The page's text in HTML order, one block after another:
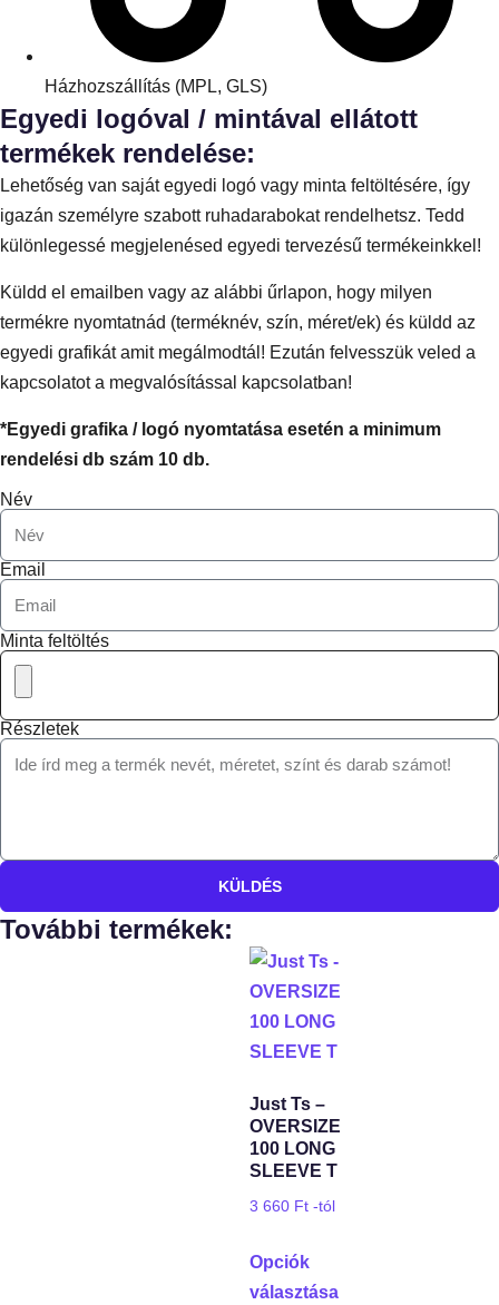
Házhozszállítás (MPL, GLS)
Egyedi logóval / mintával ellátott
termékek rendelése:
Lehetőség van saját egyedi logó vagy minta feltöltésére, így
igazán személyre szabott ruhadarabokat rendelhetsz. Tedd
különlegessé megjelenésed egyedi tervezésű termékeinkkel!
Küldd el emailben vagy az alábbi űrlapon, hogy milyen
termékre nyomtatnád (terméknév, szín, méret/ek) és küldd az
egyedi grafikát amit megálmodtál! Ezután felvesszük veled a
kapcsolatot a megvalósítással kapcsolatban!
*Egyedi grafika / logó nyomtatása esetén a minimum
rendelési db szám 10 db.
Név
Email
Minta feltöltés
Részletek
KÜLDÉS
További termékek:
Just Ts –
OVERSIZE
100 LONG
SLEEVE T
3 660 Ft -tól
Opciók
választása